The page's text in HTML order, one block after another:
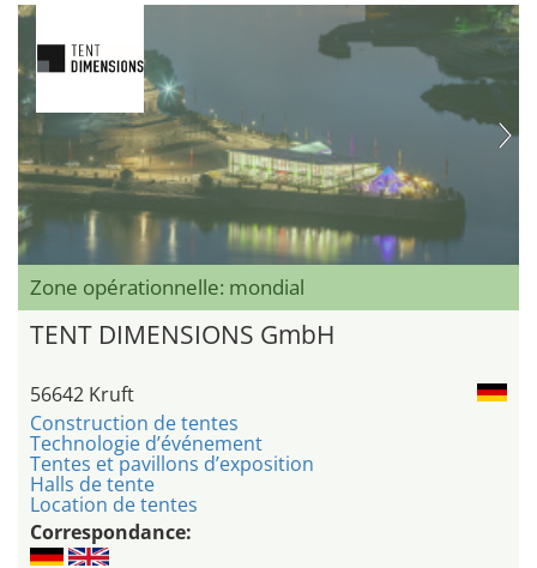
Zone opérationnelle: mondial
TENT DIMENSIONS GmbH
56642 Kruft
Construction de tentes
Technologie d’événement
Tentes et pavillons d’exposition
Halls de tente
Location de tentes
Correspondance: